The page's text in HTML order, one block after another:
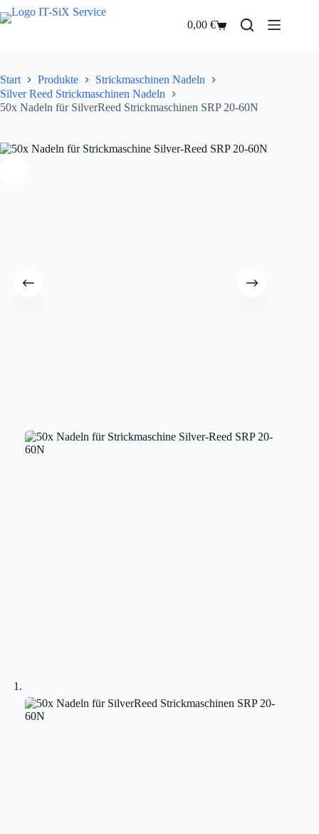
Zum
Inhalt
Warenkorb
0,00€
Start Produkte
Strickmaschinen Nadeln
Silver Reed Strickmaschinen Nadeln
50x Nadeln für SilverReed Strickmaschinen SRP 20-60N